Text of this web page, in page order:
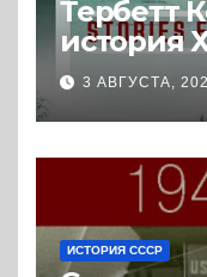
Тербетт
история
истории
(2023) *
3 АВГУСТА,
ИСТОРИЯ СССР